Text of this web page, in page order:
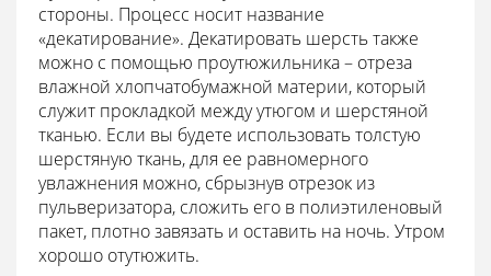
стороны. Процесс носит название
«декатирование». Декатировать шерсть также
можно с помощью проутюжильника – отреза
влажной хлопчатобумажной материи, который
служит прокладкой между утюгом и шерстяной
тканью. Если вы будете использовать толстую
шерстяную ткань, для ее равномерного
увлажнения можно, сбрызнув отрезок из
пульверизатора, сложить его в полиэтиленовый
пакет, плотно завязать и оставить на ночь. Утром
хорошо отутюжить.